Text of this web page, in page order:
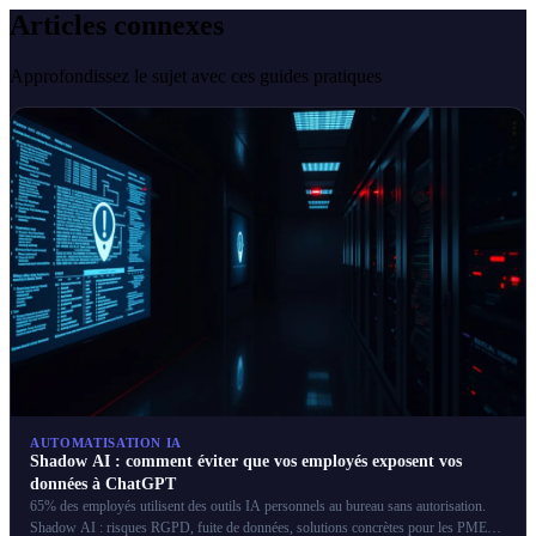
Articles connexes
Approfondissez le sujet avec ces guides pratiques
AUTOMATISATION IA
Shadow AI : comment éviter que vos employés exposent vos
données à ChatGPT
65% des employés utilisent des outils IA personnels au bureau sans autorisation.
Shadow AI : risques RGPD, fuite de données, solutions concrètes pour les PME